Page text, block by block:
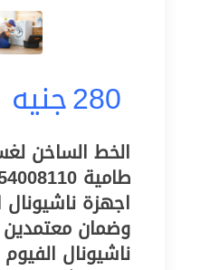
280جنيه
الخط الساخن
اجهزة
وضمان معتمدين
ناشيونال